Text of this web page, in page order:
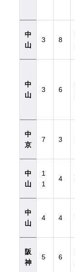
中
山
3 8
中
山
3 6
中
京
7 3
中
山
1
1
4
中
山
4 4
阪
神
5 6